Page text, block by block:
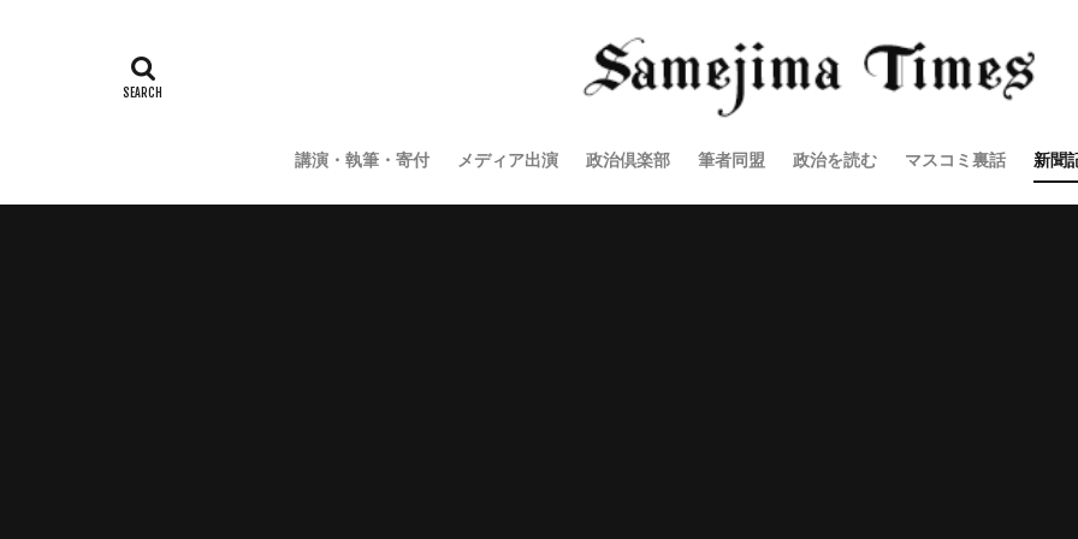
講演・執筆・寄付 メディア出演 政治倶楽部 筆者同盟 政治を読む マスコミ裏話 新聞